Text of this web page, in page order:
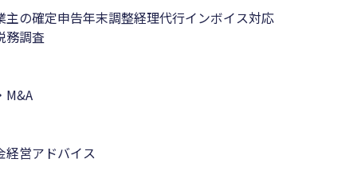
主の確定申告年末調整経理代行インボイス対応
務調査
M&A
経営アドバイス